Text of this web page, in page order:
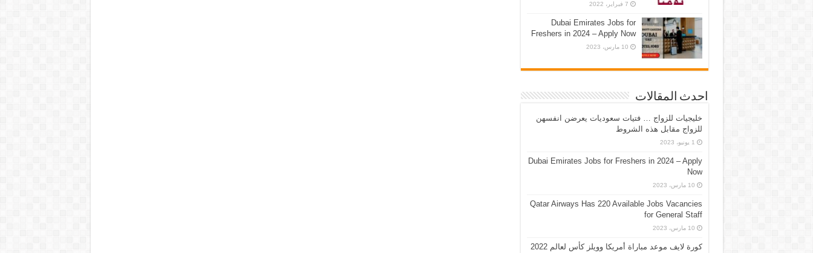
7 فبراير، 2022
Dubai Emirates Jobs for
Freshers in 2024 – Apply Now
10 مارس، 2023
احدث المقالات
خليجيات للزواج … فتيات سعوديات يعرضن انفسهن
للزواج مقابل هذه الشروط
1 يونيو، 2023
Dubai Emirates Jobs for Freshers in 2024 – Apply
Now
10 مارس، 2023
Qatar Airways Has 220 Available Jobs Vacancies
for General Staff
10 مارس، 2023
كورة لايف موعد مباراة أمريكا وويلز كأس لعالم 2022